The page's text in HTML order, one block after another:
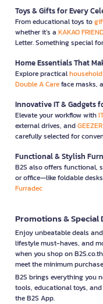
Toys & Gifts for Every
From educational toys to
whether it’s a KAKAO
Letter. Something special
Home Essentials That
Explore practicalhousehold
Double A Careface masks,
Innovative IT & Gadgets
Elevate your workflow with
external drives, andGEEZER
carefully selected for
Functional & Stylish
B2S also offers functional,
or office—like foldable
Furradec
Promotions & Special
Enjoy unbeatable deals
lifestyle must-haves, and
when you shop on
meet the minimum
B2S brings everything you
tools, educational toys,
the B2S App.